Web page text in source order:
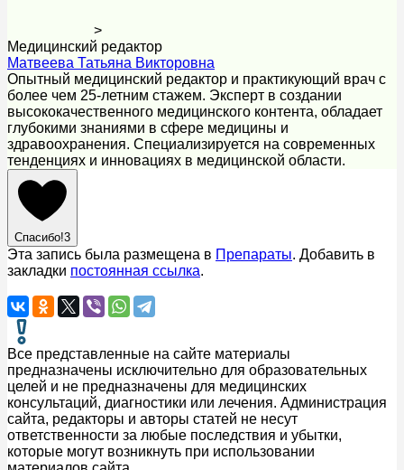
>
Медицинский редактор
Матвеева Татьяна Викторовна
Опытный медицинский редактор и практикующий врач с
более чем 25-летним стажем. Эксперт в создании
высококачественного медицинского контента, обладает
глубокими знаниями в сфере медицины и
здравоохранения. Специализируется на современных
тенденциях и инновациях в медицинской области.
Спасибо!3
Эта запись была размещена в Препараты. Добавить в
закладки постоянная ссылка.
Все представленные на сайте материалы
предназначены исключительно для образовательных
целей и не предназначены для медицинских
консультаций, диагностики или лечения. Администрация
сайта, редакторы и авторы статей не несут
ответственности за любые последствия и убытки,
которые могут возникнуть при использовании